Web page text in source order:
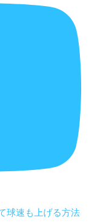
球速も上げる方法